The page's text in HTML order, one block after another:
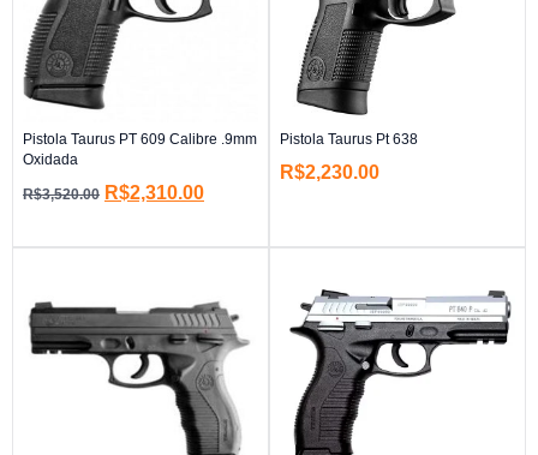
Pistola Taurus PT 609 Calibre .9mm
Oxidada
R$3,520.00 R$2,310.00
Pistola Taurus Pt 638
R$2,230.00